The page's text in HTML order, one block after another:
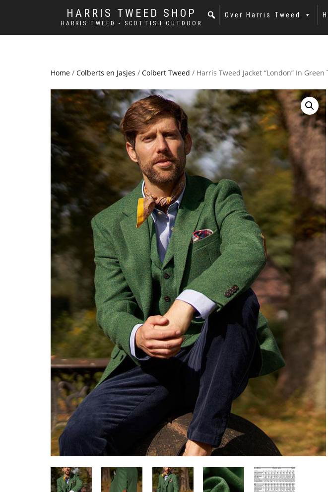
HARRIS TWEED SHOP
HARRIS TWEED - SCOTTISH OUTDOOR
Over Harris Tweed
Home / Colberts en Jasjes / Colbert Tweed / Harris Tweed Jacket “London” In Green